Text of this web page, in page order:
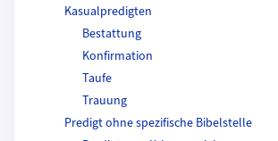
Kasualpredigten
Bestattung
Konfirmation
Taufe
Trauung
Predigt ohne spezifische Bibelstelle